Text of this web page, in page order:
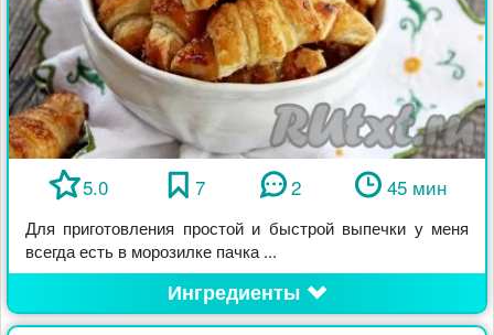
5.0 7 2 45 мин
Для приготовления простой и быстрой выпечки у меня
всегда есть в морозилке пачка ...
Ингредиенты